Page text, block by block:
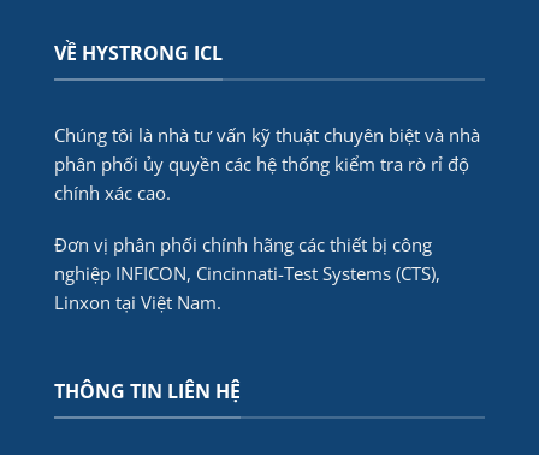
VỀ HYSTRONG ICL
Chúng tôi là nhà tư vấn kỹ thuật chuyên biệt và nhà
phân phối ủy quyền các hệ thống kiểm tra rò rỉ độ
chính xác cao.
Đơn vị phân phối chính hãng các thiết bị công
nghiệp INFICON, Cincinnati-Test Systems (CTS),
Linxon tại Việt Nam.
THÔNG TIN LIÊN HỆ